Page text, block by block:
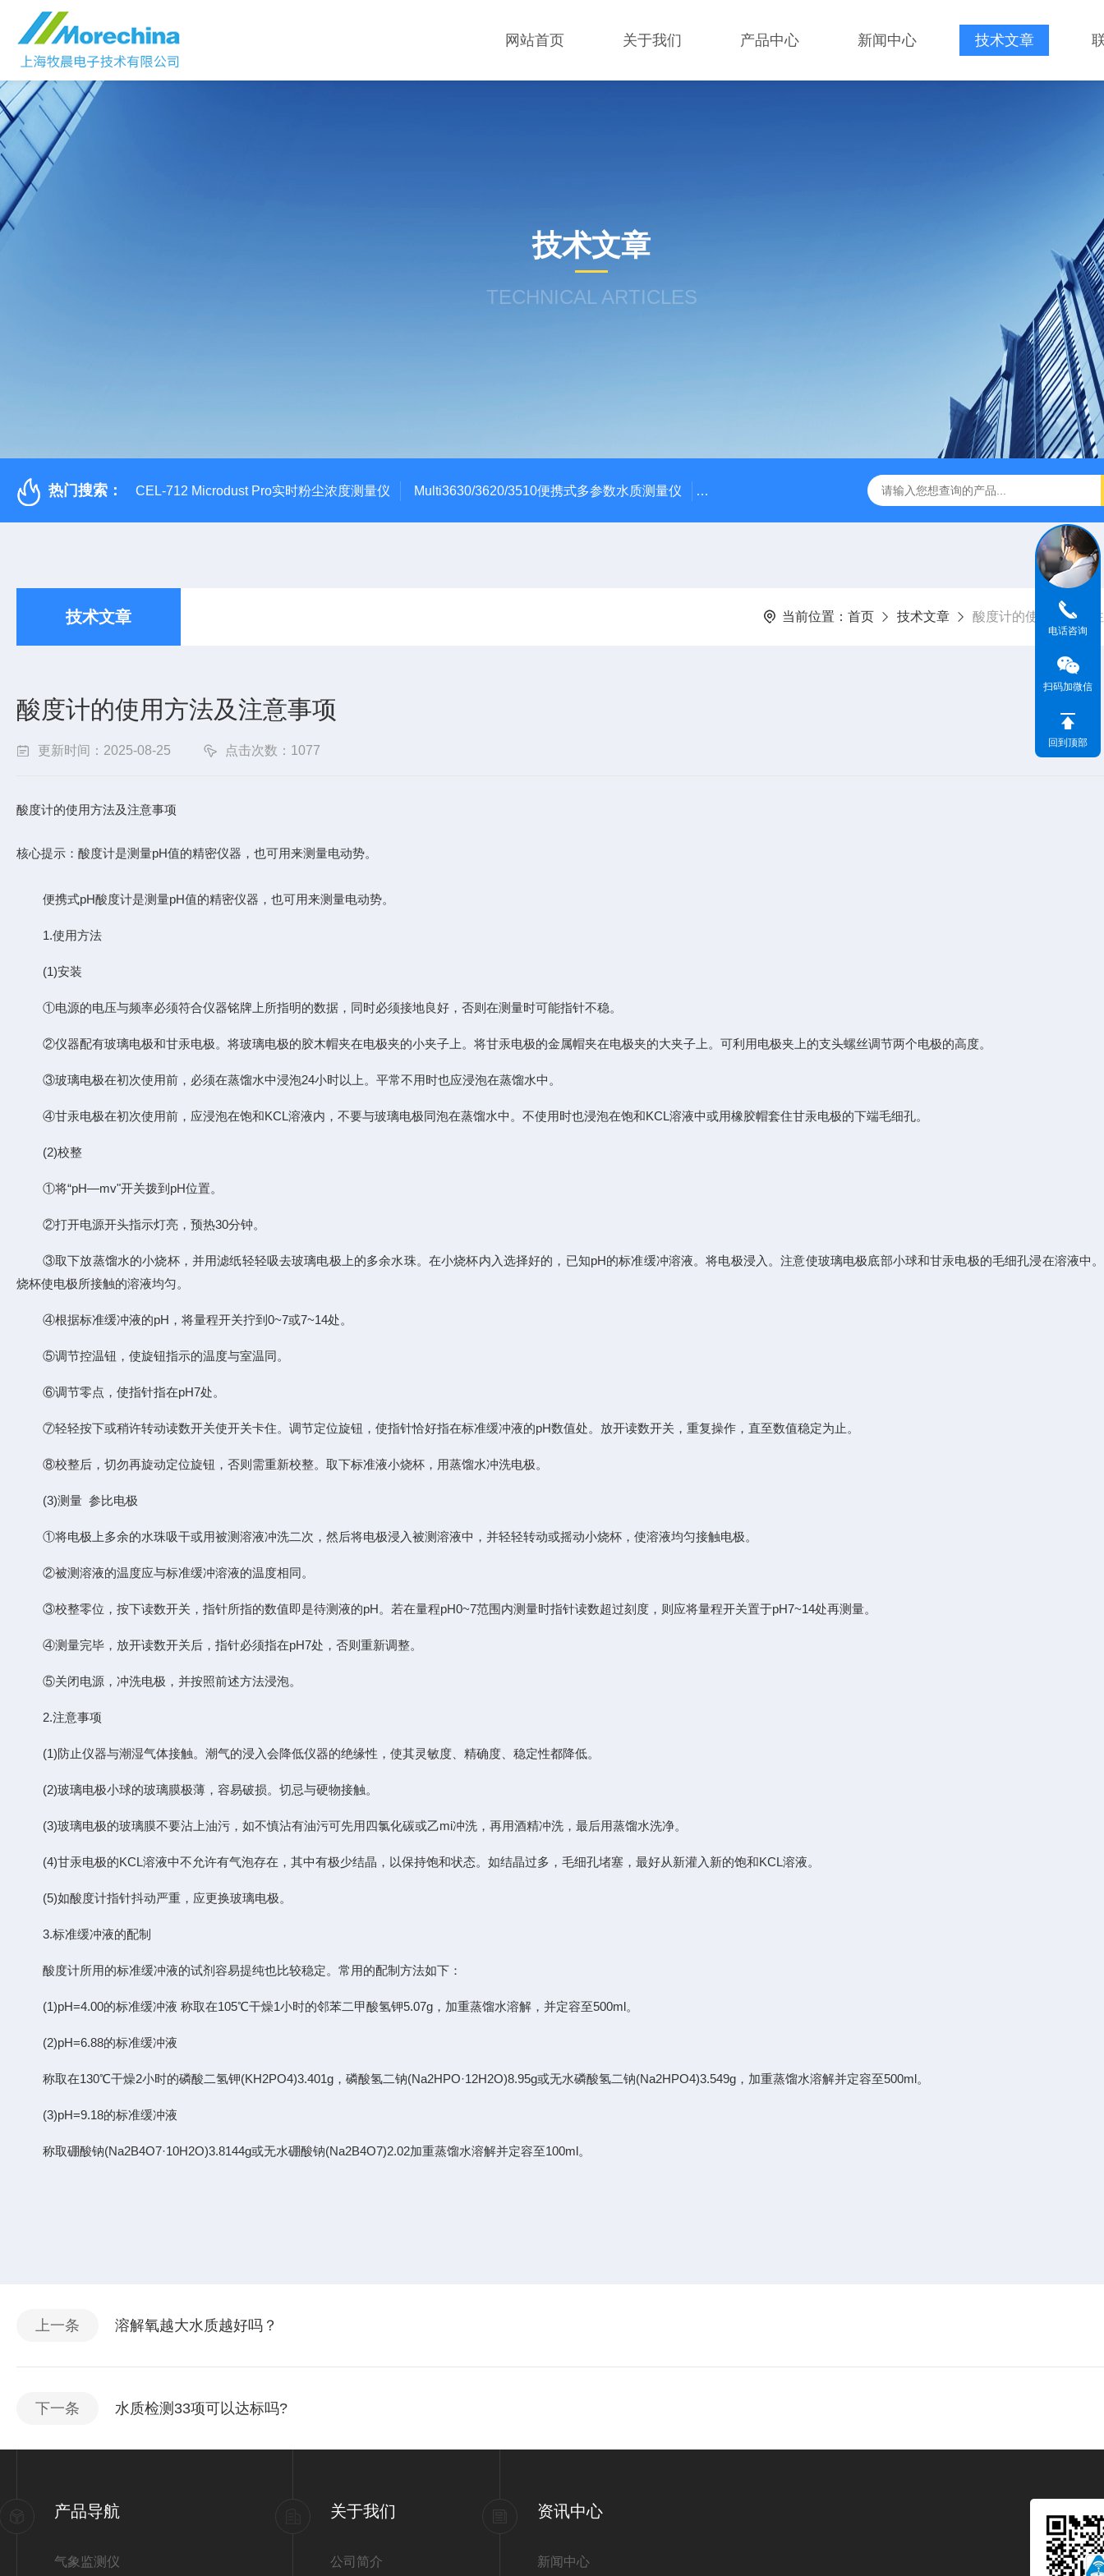
网站首页 关于我们 产品中心 新闻中心 技术文章
技术文章
TECHNICAL ARTICLES
热门搜索： CEL-712 Microdust Pro实时粉尘浓度测量仪 Multi3630/3620/3510便携式多参数水质测量仪 dBadge2CASELLA科赛乐个人声暴露计 PC-2200/2300进口激光
技术文章 当前位置： 首页 技术文章 酸度计的使用方法及
酸度计的使用方法及注意事项
更新时间：2025-08-25 点击次数：1077
酸度计的使用方法及注意事项
核心提示：酸度计是测量pH值的精密仪器，也可用来测量电动势。
便携式pH酸度计是测量pH值的精密仪器，也可用来测量电动势。
1.使用方法
(1)安装
①电源的电压与频率必须符合仪器铭牌上所指明的数据，同时必须接地良好，否则在测量时可能指针不稳。
②仪器配有玻璃电极和甘汞电极。将玻璃电极的胶木帽夹在电极夹的小夹子上。将甘汞电极的金属帽夹在电极夹的大夹子上。可利用电极夹上的支头螺丝调节两个电极的高度。
③玻璃电极在初次使用前，必须在蒸馏水中浸泡24小时以上。平常不用时也应浸泡在蒸馏水中。
④甘汞电极在初次使用前，应浸泡在饱和KCL溶液内，不要与玻璃电极同泡在蒸馏水中。不使用时也浸泡在饱和KCL溶液中或用橡胶帽套住甘汞电极的下端毛细孔。
(2)校整
①将“pH—mv"开关拨到pH位置。
②打开电源开头指示灯亮，预热30分钟。
③取下放蒸馏水的小烧杯，并用滤纸轻轻吸去玻璃电极上的多余水珠。在小烧杯内入选择好的，已知pH的标准缓冲溶液。将电极浸入。注意使玻璃电极底部小球和甘汞电极的毛细孔浸在溶液中
烧杯使电极所接触的溶液均匀。
④根据标准缓冲液的pH，将量程开关拧到0~7或7~14处。
⑤调节控温钮，使旋钮指示的温度与室温同。
⑥调节零点，使指针指在pH7处。
⑦轻轻按下或稍许转动读数开关使开关卡住。调节定位旋钮，使指针恰好指在标准缓冲液的pH数值处。放开读数开关，重复操作，直至数值稳定为止。
⑧校整后，切勿再旋动定位旋钮，否则需重新校整。取下标准液小烧杯，用蒸馏水冲洗电极。
(3)测量 参比电极
①将电极上多余的水珠吸干或用被测溶液冲洗二次，然后将电极浸入被测溶液中，并轻轻转动或摇动小烧杯，使溶液均匀接触电极。
②被测溶液的温度应与标准缓冲溶液的温度相同。
③校整零位，按下读数开关，指针所指的数值即是待测液的pH。若在量程pH0~7范围内测量时指针读数超过刻度，则应将量程开关置于pH7~14处再测量。
④测量完毕，放开读数开关后，指针必须指在pH7处，否则重新调整。
⑤关闭电源，冲洗电极，并按照前述方法浸泡。
2.注意事项
(1)防止仪器与潮湿气体接触。潮气的浸入会降低仪器的绝缘性，使其灵敏度、精确度、稳定性都降低。
(2)玻璃电极小球的玻璃膜极薄，容易破损。切忌与硬物接触。
(3)玻璃电极的玻璃膜不要沾上油污，如不慎沾有油污可先用四氯化碳或乙mi冲洗，再用酒精冲洗，最后用蒸馏水洗净。
(4)甘汞电极的KCL溶液中不允许有气泡存在，其中有极少结晶，以保持饱和状态。如结晶过多，毛细孔堵塞，最好从新灌入新的饱和KCL溶液。
(5)如酸度计指针抖动严重，应更换玻璃电极。
3.标准缓冲液的配制
酸度计所用的标准缓冲液的试剂容易提纯也比较稳定。常用的配制方法如下：
(1)pH=4.00的标准缓冲液 称取在105℃干燥1小时的邻苯二甲酸氢钾5.07g，加重蒸馏水溶解，并定容至500ml。
(2)pH=6.88的标准缓冲液
称取在130℃干燥2小时的磷酸二氢钾(KH2PO4)3.401g，磷酸氢二钠(Na2HPO·12H2O)8.95g或无水磷酸氢二钠(Na2HPO4)3.549g，加重蒸馏水溶解并定容至500ml。
(3)pH=9.18的标准缓冲液
称取硼酸钠(Na2B4O7·10H2O)3.8144g或无水硼酸钠(Na2B4O7)2.02加重蒸馏水溶解并定容至100ml。
上一条 溶解氧越大水质越好吗？
下一条 水质检测33项可以达标吗?
产品导航
气象监测仪
关于我们
公司简介
资讯中心
新闻中心
电话咨询
扫码加微信
回到顶部